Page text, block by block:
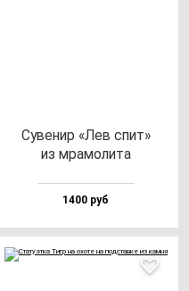
Суве­нир «Лев спит»
из мра­мо­ли­та
1400 руб